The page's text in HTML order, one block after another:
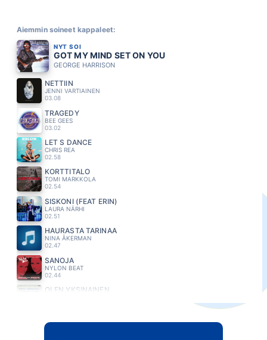
Aiemmin soineet kappaleet:
NYT SOI
GOT MY MIND SET ON YOU
GEORGE HARRISON
NETTIIN
JENNI VARTIAINEN
03.08
TRAGEDY
BEE GEES
03.02
LET S DANCE
CHRIS REA
02.58
KORTTITALO
TOMI MARKKOLA
02.54
SISKONI (FEAT ERIN)
LAURA NÄRHI
02.51
HAURASTA TARINAA
NINA ÅKERMAN
02.47
SANOJA
NYLON BEAT
02.44
OLEN YKSINAINEN
CARPENTERS